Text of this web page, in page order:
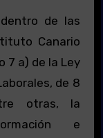
de las
Canario
7 a) de la Ley
de 8
otras, la
e